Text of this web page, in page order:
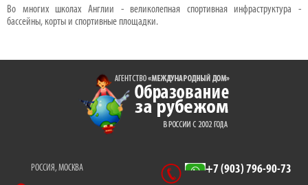
Во многих школах Англии - великолепная спортивная инфраструктура -
бассейны, корты и спортивные площадки.
РОССИЯ, МОСКВА +7 (903) 796-90-73